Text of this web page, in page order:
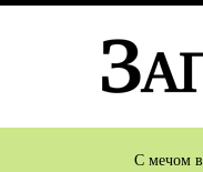
С мечом